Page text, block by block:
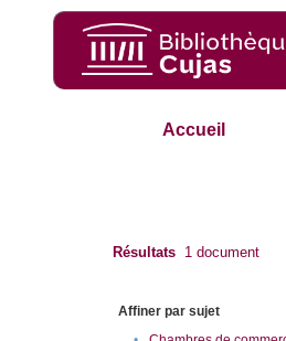
Accueil
Résultats 1 document
Affiner par sujet